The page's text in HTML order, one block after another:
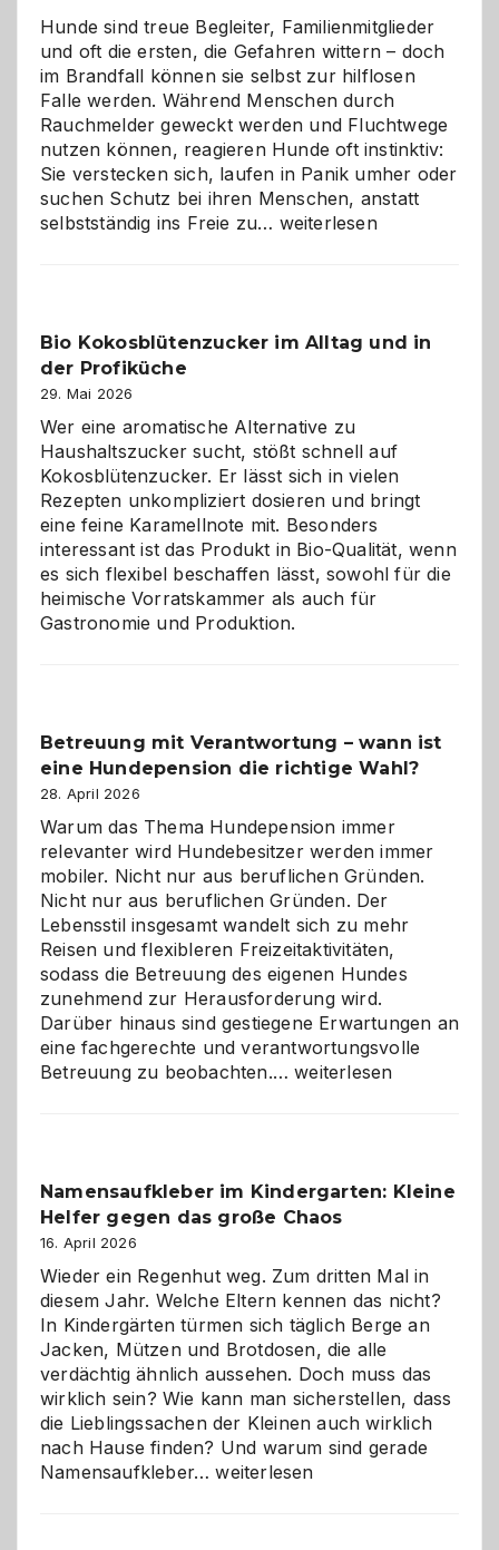
Hunde sind treue Begleiter, Familienmitglieder
und oft die ersten, die Gefahren wittern – doch
im Brandfall können sie selbst zur hilflosen
Falle werden. Während Menschen durch
Rauchmelder geweckt werden und Fluchtwege
nutzen können, reagieren Hunde oft instinktiv:
Sie verstecken sich, laufen in Panik umher oder
suchen Schutz bei ihren Menschen, anstatt
selbstständig ins Freie zu… Wenn
Gefahr
für
Hunde
im
eigenen
Zuhause
weiterlesen
Bio Kokosblütenzucker im Alltag und in
der Profiküche
29. Mai 2026
Wer eine aromatische Alternative zu
Haushaltszucker sucht, stößt schnell auf
Kokosblütenzucker. Er lässt sich in vielen
Rezepten unkompliziert dosieren und bringt
eine feine Karamellnote mit. Besonders
interessant ist das Produkt in Bio-Qualität, wenn
es sich flexibel beschaffen lässt, sowohl für die
heimische Vorratskammer als auch für
Gastronomie und Produktion.
Betreuung mit Verantwortung – wann ist
eine Hundepension die richtige Wahl?
28. April 2026
Warum das Thema Hundepension immer
relevanter wird Hundebesitzer werden immer
mobiler. Nicht nur aus beruflichen Gründen.
Nicht nur aus beruflichen Gründen. Der
Lebensstil insgesamt wandelt sich zu mehr
Reisen und flexibleren Freizeitaktivitäten,
sodass die Betreuung des eigenen Hundes
zunehmend zur Herausforderung wird.
Darüber hinaus sind gestiegene Erwartungen an
eine fachgerechte und verantwortungsvolle
Betreuung zu beobachten.…Betreuung
ist
eine
die
richtige
Wahl?
weiterlesen
Namensaufkleber im Kindergarten: Kleine
Helfer gegen das große Chaos
16. April 2026
Wieder ein Regenhut weg. Zum dritten Mal in
diesem Jahr. Welche Eltern kennen das nicht?
In Kindergärten türmen sich täglich Berge an
Jacken, Mützen und Brotdosen, die alle
verdächtig ähnlich aussehen. Doch muss das
wirklich sein? Wie kann man sicherstellen, dass
die Lieblingssachen der Kleinen auch wirklich
nach Hause finden? Und warum sind gerade
Namensaufkleber…Namensaufkleber
weiterlesen